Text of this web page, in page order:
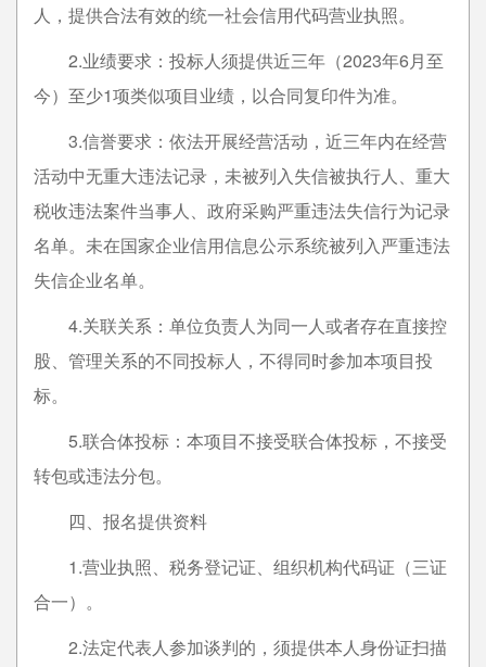
人，提供合法有效的统一社会信用代码营业执照。
2.业绩要求：投标人须提供近三年（2023年6月至
今）至少1项类似项目业绩，以合同复印件为准。
3.信誉要求：依法开展经营活动，近三年内在经营
活动中无重大违法记录，未被列入失信被执行人、重大
税收违法案件当事人、政府采购严重违法失信行为记录
名单。未在国家企业信用信息公示系统被列入严重违法
失信企业名单。
4.关联关系：单位负责人为同一人或者存在直接控
股、管理关系的不同投标人，不得同时参加本项目投
标。
5.联合体投标：本项目不接受联合体投标，不接受
转包或违法分包。
四、报名提供资料
1.营业执照、税务登记证、组织机构代码证（三证
合一）。
2.法定代表人参加谈判的，须提供本人身份证扫描